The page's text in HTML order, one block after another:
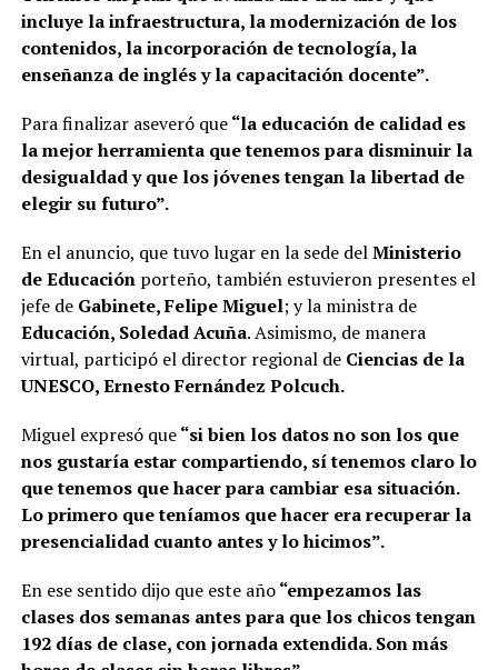
incluye la infraestructura, la modernización de los
contenidos, la incorporación de tecnología, la
enseñanza de inglés y la capacitación docente”.
Para finalizar aseveró que“la educación de calidad es
la mejor herramienta que tenemos para disminuir la
desigualdad y que los jóvenes tengan la libertad de
elegir su futuro”.
En el anuncio, que tuvo lugar en la sede delMinisterio
de Educaciónporteño, también estuvieron presentes el
jefe de Gabinete, Felipe Miguel; y la ministra de
Educación, Soledad Acuña. Asimismo, de manera
virtual, participó el director regional de Ciencias de la
UNESCO, Ernesto Fernández Polcuch.
Miguel expresó que“si bien los datos no son los que
nos gustaría estar compartiendo, sí tenemos claro lo
que tenemos que hacer para cambiar esa situación.
Lo primero que teníamos que hacer era recuperar la
presencialidad cuanto antes y lo hicimos”.
En ese sentido dijo que este año“empezamos las
clases dos semanas antes para que los chicos tengan
192 días de clase, con jornada extendida. Son más